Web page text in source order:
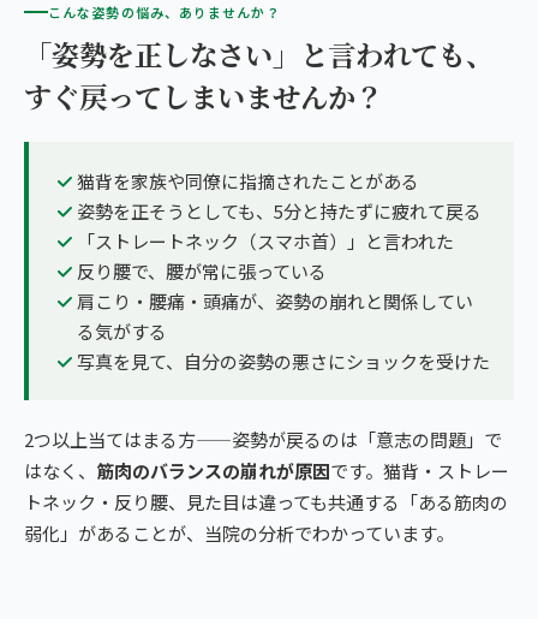
こんな姿勢の悩み、ありませんか？
「姿勢を正しなさい」と言われても、
すぐ戻ってしまいませんか？
猫背を家族や同僚に指摘されたことがある
姿勢を正そうとしても、5分と持たずに疲れて戻る
「ストレートネック（スマホ首）」と言われた
反り腰で、腰が常に張っている
肩こり・腰痛・頭痛が、姿勢の崩れと関係してい
る気がする
写真を見て、自分の姿勢の悪さにショックを受けた
2つ以上当てはまる方——姿勢が戻るのは「意志の問題」で
はなく、 筋肉のバランスの崩れが原因です。猫背・ストレー
トネック・反り腰、見た目は違っても共通する「ある筋肉の
弱化」があることが、当院の分析でわかっています。